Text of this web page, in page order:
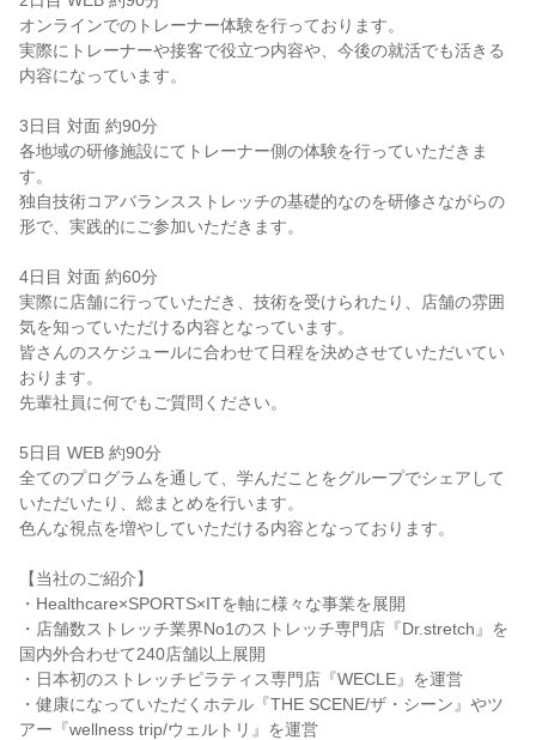
オンラインでのトレーナー体験を行っております。
実際にトレーナーや接客で役立つ内容や、今後の就活でも活きる
内容になっています。
3日目 対面 約90分
各地域の研修施設にてトレーナー側の体験を行っていただきま
す。
独自技術コアバランスストレッチの基礎的なのを研修さながらの
形で、実践的にご参加いただきます。
4日目 対面 約60分
実際に店舗に行っていただき、技術を受けられたり、店舗の雰囲
気を知っていただける内容となっています。
皆さんのスケジュールに合わせて日程を決めさせていただいてい
おります。
先輩社員に何でもご質問ください。
5日目 WEB 約90分
全てのプログラムを通して、学んだことをグループでシェアして
いただいたり、総まとめを行います。
色んな視点を増やしていただける内容となっております。
【当社のご紹介】
・Healthcare×SPORTS×ITを軸に様々な事業を展開
・店舗数ストレッチ業界No1のストレッチ専門店『Dr.stretch』を
国内外合わせて240店舗以上展開
・日本初のストレッチピラティス専門店『WECLE』を運営
・健康になっていただくホテル『THE SCENE/ザ・シーン』やツ
アー『wellness trip/ウェルトリ』を運営